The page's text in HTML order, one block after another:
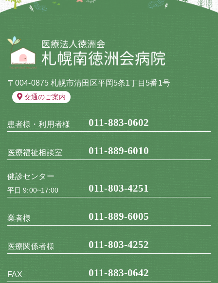
〒004-0875 札幌市清田区平岡5条1丁目5番1号
交通のご案内
患者様・利用者様 011-883-0602
医療福祉相談室 011-889-6010
健診センター
平日 9:00~17:00 011-803-4251
業者様 011-889-6005
医療関係者様 011-803-4252
FAX 011-883-0642